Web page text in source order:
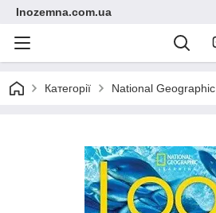
Inozemna.com.ua
Категорії National Geographic